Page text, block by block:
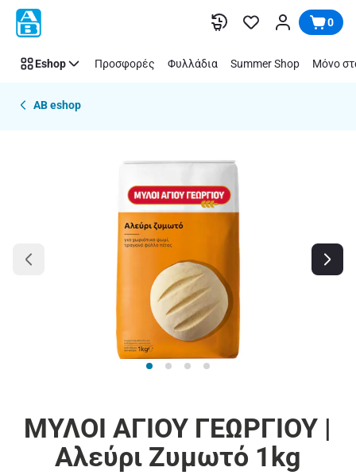
Παράλειψη 0
Eshop Προσφορές Φυλλάδια Summer Shop Μόνο
AB eshop
ΜΥΛΟΙ ΑΓΙΟΥ ΓΕΩΡΓΙΟΥ |
Αλεύρι Ζυμωτό 1kg